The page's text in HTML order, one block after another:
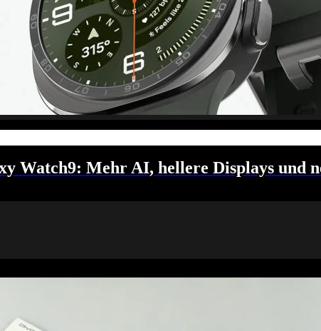
Watch9: Mehr AI, hellere Displays und